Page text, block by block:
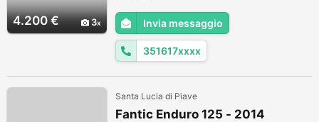
4.200 € 3
gm.automotive24@gmail.com
Invia messaggio
351617xxxx
Santa Lucia di Piave
Fantic Enduro 125 - 2014